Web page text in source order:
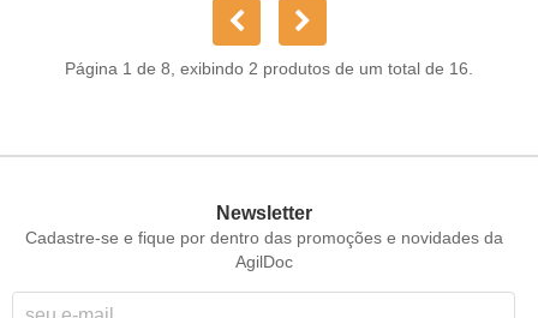
Página 1 de 8, exibindo 2 produtos de um total de 16.
Newsletter
Cadastre-se e fique por dentro das promoções e novidades da
AgilDoc